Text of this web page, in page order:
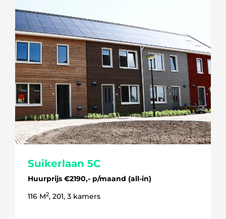
Suikerlaan 5C
Huurprijs €2190,- p/maand (all-in)
116 M2, 201, 3 kamers